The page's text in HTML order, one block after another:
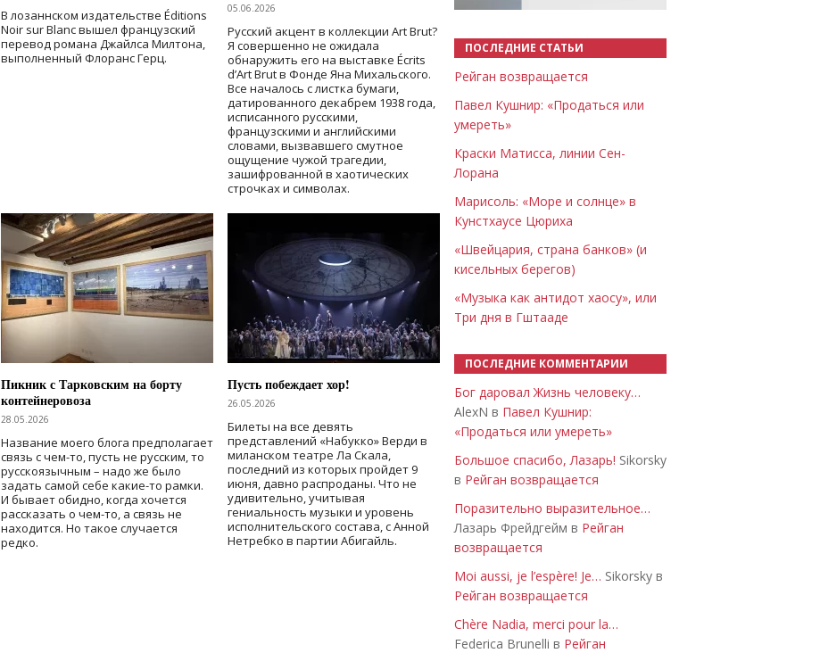
В лозаннском издательстве Éditions
Noir sur Blanc вышел французский
перевод романа Джайлса Милтона,
выполненный Флоранс Герц.
05.06.2026
Русский акцент в коллекции Art Brut?
Я совершенно не ожидала
обнаружить его на выставке Écrits
d’Art Brut в Фонде Яна Михальского.
Все началось с листка бумаги,
датированного декабрем 1938 года,
исписанного русскими,
французскими и английскими
словами, вызвавшего смутное
ощущение чужой трагедии,
зашифрованной в хаотических
строчках и символах.
Пикник с Тарковским на борту
контейнеровоза
28.05.2026
Название моего блога предполагает
связь с чем-то, пусть не русским, то
русскоязычным – надо же было
задать самой себе какие-то рамки.
И бывает обидно, когда хочется
рассказать о чем-то, а связь не
находится. Но такое случается
редко.
Пусть побеждает хор!
26.05.2026
Билеты на все девять
представлений «Набукко» Верди в
миланском театре Ла Скала,
последний из которых пройдет 9
июня, давно распроданы. Что не
удивительно, учитывая
гениальность музыки и уровень
исполнительского состава, с Анной
Нетребко в партии Абигайль.
ПОСЛЕДНИЕ СТАТЬИ
Рейган возвращается
Павел Кушнир: «Продаться или
умереть»
Краски Матисса, линии Сен-
Лорана
Марисоль: «Море и солнце» в
Кунстхаусе Цюриха
«Швейцария, страна банков» (и
кисельных берегов)
«Музыка как антидот хаосу», или
Три дня в Гштааде
ПОСЛЕДНИЕ КОММЕНТАРИИ
Бог даровал Жизнь человеку…
AlexN в Павел Кушнир:
«Продаться или умереть»
Большое спасибо, Лазарь! Sikorsky
в Рейган возвращается
Поразительно выразительное…
Лазарь Фрейдгейм в Рейган
возвращается
Moi aussi, je l’espère! Je… Sikorsky в
Рейган возвращается
Chère Nadia, merci pour la…
Federica Brunelli в Рейган